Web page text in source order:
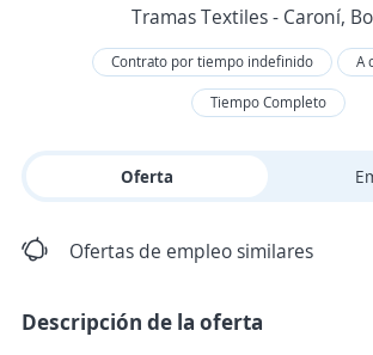
Tramas Textiles - Caroní,
Contrato por tiempo indefinido
A
Tiempo Completo
Oferta
Ofertas de empleo similares
Descripción de la oferta